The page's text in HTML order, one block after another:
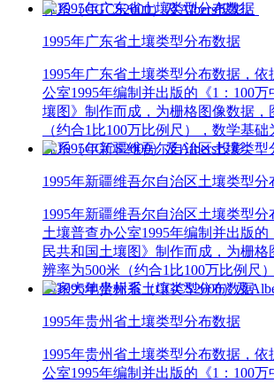
标系（CGCS2000）及Albers投影。
1995年广东省土壤类型分布数据
1995年广东省土壤类型分布数据，
公室1995年编制并出版的《1：100
壤图》制作而成，为栅格图像数据，
（约合1比100万比例尺），数学基
标系（CGCS2000）及Albers投影。
1995年新疆维吾尔自治区土壤类型分
1995年新疆维吾尔自治区土壤类型分
土壤普查办公室1995年编制并出版的
民共和国土壤图》制作而成，为栅格
辨率为500米（约合1比100万比例尺
国家大地坐标系（CGCS2000）及
1995年贵州省土壤类型分布数据
1995年贵州省土壤类型分布数据，
公室1995年编制并出版的《1：100